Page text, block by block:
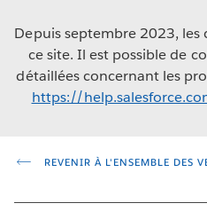
Depuis septembre 2023,
ce site. Il est possible de
détaillées concernant les
https://
REVENIR À L'ENSEMBLE DES